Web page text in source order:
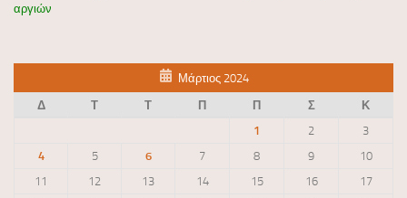
αργιών
Μάρτιος 2024
Δ
Τ Τ Π Π Σ
Κ
1
2
3
4
5 6 7 8 9
10
11
12 13 14 15 16
17